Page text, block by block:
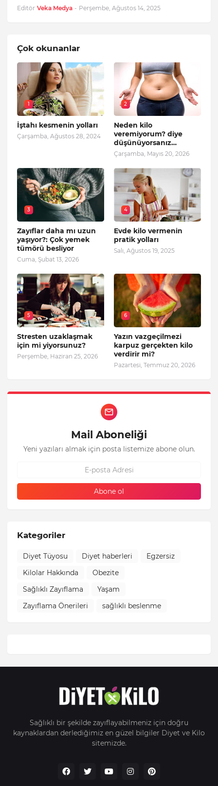
Editör Veka Medya - Perşembe, Ağustos 14, 2025
Çok okunanlar
1
İştahı kesmenin yolları
Çarşamba, Ağustos 28, 2024
2
Neden kilo
veremiyorum? diye
düşünüyorsanız…
Çarşamba, Mayıs 20, 2026
3
Zayıflar daha mı uzun
yaşıyor?: Çok yemek
tümörü besliyor
Cuma, Şubat 13, 2026
4
Evde kilo vermenin
pratik yolları
Salı, Ağustos 19, 2025
5
Stresten uzaklaşmak
için mi yiyorsunuz?
Perşembe, Haziran 25, 2026
6
Yazın vazgeçilmezi
karpuz gerçekten kilo
verdirir mi?
Pazartesi, Temmuz 20, 2026
Mail Aboneliği
Yeni yazıları almak için posta listemize abone olun.
Kategoriler
Diyet Tüyosu Diyet haberleri
Egzersiz
Kilolar Hakkında
Obezite
Sağlıklı Zayıflama
Yaşam
Zayıflama Önerileri
sağlıklı beslenme
Sağlıklı bir şekilde zayıflayabilmeniz için doğru
kaynaklardan derlediğimiz en güzel bilgiler Diyet ve Kilo
sitemizde.